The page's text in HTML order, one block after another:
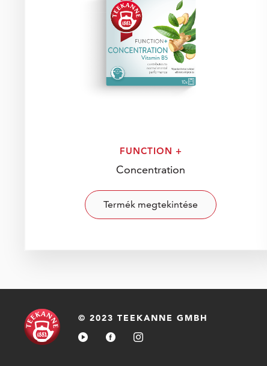
FUNCTION +
Concentration
Termék megtekintése
© 2023 TEEKANNE GMBH